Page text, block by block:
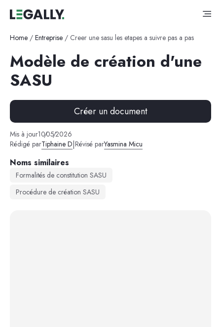
Home / Entreprise / Creer une sasu les etapes a suivre pas a pas
Modèle de création d'une
SASU
Créer un document
Mis à jour10/05/2026
Rédigé parTiphaine D|Révisé parYasmina Micu
Noms similaires
Formalités de constitution SASU
Procédure de création SASU